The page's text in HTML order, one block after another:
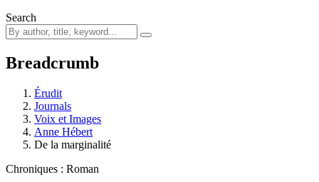
Search
Breadcrumb
Érudit
Journals
Voix et Images
Anne Hébert
De la marginalité
Chroniques : Roman